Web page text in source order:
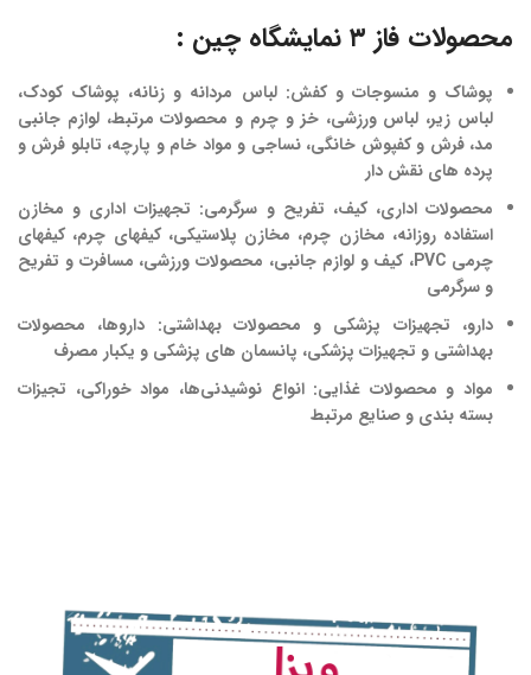
محصولات فاز ۳ نمایشگاه چین :
پوشاک و منسوجات و کفش: لباس مردانه و زنانه، پوشاک کودک،
لباس زیر، لباس ورزشی، خز و چرم و محصولات مرتبط، لوازم جانبی
مد، فرش و کفپوش خانگی، نساجی و مواد خام و پارچه، تابلو فرش و
پرده های نقش دار
محصولات اداری، کیف، تفریح و سرگرمی: تجهیزات اداری و مخازن
استفاده روزانه، مخازن چرم، مخازن پلاستیکی، کیفهای چرم، کیفهای
چرمی PVC، کیف و لوازم جانبی، محصولات ورزشی، مسافرت و تفریح
و سرگرمی
دارو، تجهیزات پزشکی و محصولات بهداشتی: داروها، محصولات
بهداشتی و تجهیزات پزشکی، پانسمان های پزشکی و یکبار مصرف
مواد و محصولات غذایی: انواع نوشیدنی‌ها، مواد خوراکی، تجیزات
بسته بندی و صنایع مرتبط